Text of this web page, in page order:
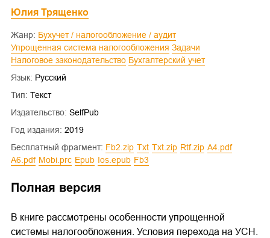
Юлия Трященко
Жанр:
Бухучет / налогообложение / аудит
Упрощенная система налогообложения
Задачи
Налоговое законодательство
Бухгалтерский учет
Язык: Русский
Тип: Текст
Издательство: SelfPub
Год издания: 2019
Бесплатный фрагмент:
fb2.zip txt txt.zip rtf.zip
a4.pdf
a6.pdf
mobi.prc epub ios.epub fb3
Полная версия
В книге рассмотрены особенности упрощенной
системы налогообложения. Условия перехода на УСН.